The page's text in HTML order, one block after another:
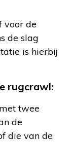
voor de
de slag
is hierbij
rugcrawl:
twee
de
die van de